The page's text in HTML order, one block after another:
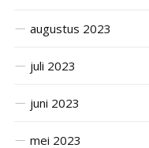
augustus 2023
juli 2023
juni 2023
mei 2023